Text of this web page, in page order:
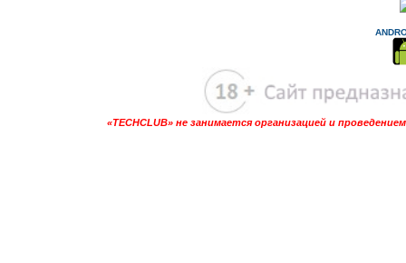
«TECHCLUB» не занимается организацией и